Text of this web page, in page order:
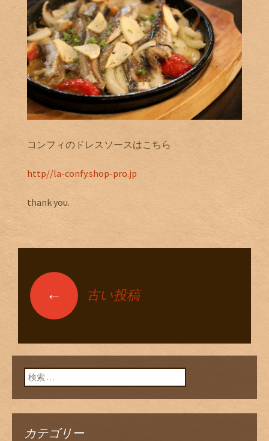
コンフィのドレスソースはこちら
http//la-confy.shop-pro.jp
thank you.
投稿ナビゲーショ
ン
← 古い投稿
検索:
カテゴリー